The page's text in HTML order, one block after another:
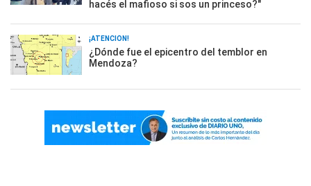
hacés el mafioso si sos un princeso?"
¡ATENCIÓN!
¿Dónde fue el epicentro del temblor en
Mendoza?